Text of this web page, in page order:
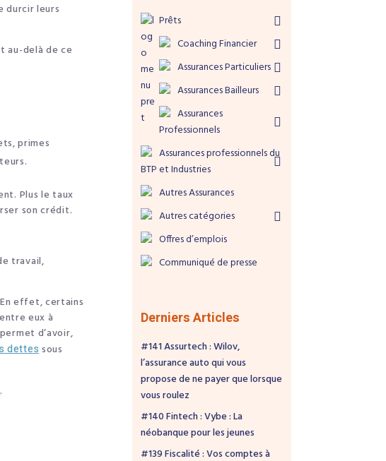
durcir leurs
au-delà de ce
primes
Plus le taux
son crédit.
travail,
effet, certains
eux à
d’avoir,
dettessous
.
Prêts
Coaching Financier
Assurances Particuliers
Assurances Bailleurs
Assurances
Professionnels
Assurances professionnels du
BTP et Industries
Autres Assurances
Autres catégories
Offres d’emplois
Communiqué de presse
Derniers Articles
#141 Assurtech : Wilov,
l’assurance auto qui vous
propose de ne payer que lorsque
vous roulez
#140 Fintech : Vybe : La
néobanque pour les jeunes
#139 Fiscalité : Vos comptes à